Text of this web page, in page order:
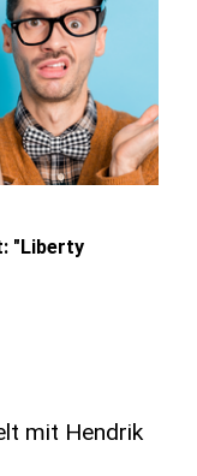
"Liberty
mit Hendrik